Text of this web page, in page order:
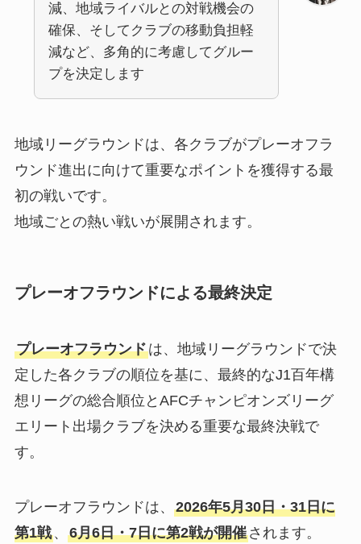
減、地域ライバルとの対戦機会の
確保、そしてクラブの移動負担軽
減など、多角的に考慮してグルー
プを決定します
地域リーグラウンドは、各クラブがプレーオフラ
ウンド進出に向けて重要なポイントを獲得する最
初の戦いです。
地域ごとの熱い戦いが展開されます。
プレーオフラウンドによる最終決定
プレーオフラウンドは、地域リーグラウンドで決
定した各クラブの順位を基に、最終的なJ1百年構
想リーグの総合順位とAFCチャンピオンズリーグ
エリート出場クラブを決める重要な最終決戦で
す。
プレーオフラウンドは、 2026年5月30日・31日に
第1戦、 6月6日・7日に第2戦が開催されます。